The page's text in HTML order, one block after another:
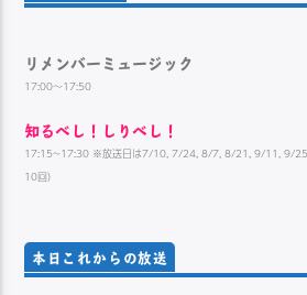
リメンバーミュージック
17:00～17:50
知るべし！しりべし！
17:15~17:30 ※放送日は7/10, 7/24, 8/7, 8/21, 9/11, 9/
10回）
本日これからの放送